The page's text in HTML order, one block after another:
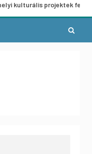
projektek fejlesztésére